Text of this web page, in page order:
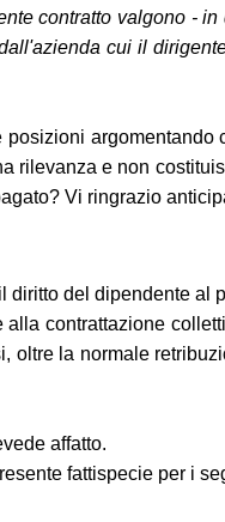
contratto valgono -
cui il
rilevanza e non
Vi ringrazio
diritto del dipendente al
alla contrattazione
oltre la normale
affatto.
fattispecie per i